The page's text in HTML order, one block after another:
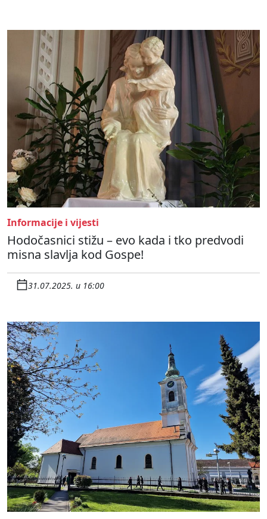
Informacije i vijesti
Hodočasnici stižu – evo kada i tko predvodi
misna slavlja kod Gospe!
31.07.2025. u 16:00